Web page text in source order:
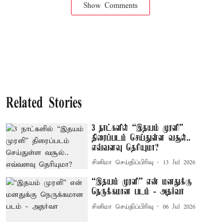
Show Comments
Related Stories
3 நாட்களில் “இதயம் முரளி”
திரைப்படம் செய்துள்ள வசூல்..
எவ்வளவு தெரியுமா?
சினிமா செய்திப்பிரிவு 13 Jul 2026
“இதயம் முரளி” என் மனதுக்கு
நெருக்கமான படம் - அதர்வா
சினிமா செய்திப்பிரிவு 06 Jul 2026